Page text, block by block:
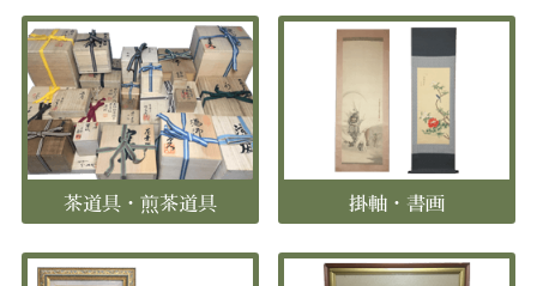
茶道具・煎茶道具 掛軸・書画